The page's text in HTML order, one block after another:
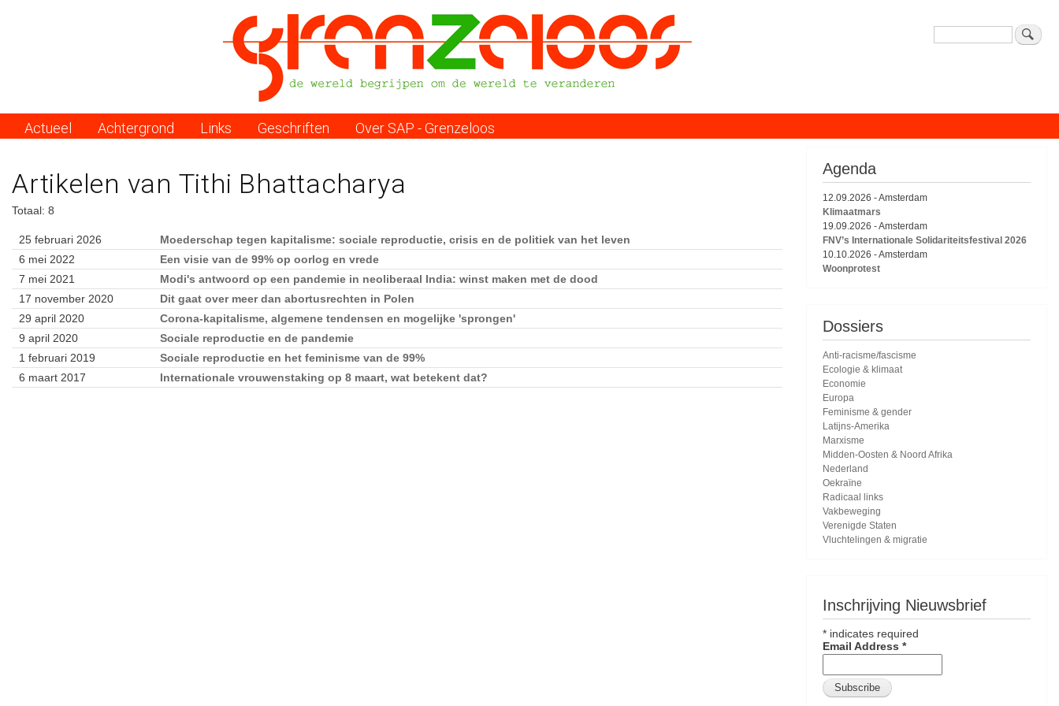
naar
inhoud
Zoeken
MenuActueel Achtergrond Links Geschriften Over SAP - Grenzeloos
Artikelen van Tithi Bhattacharya
Totaal: 8
25 februari 2026
Moederschap tegen kapitalisme: sociale reproductie, crisis en de politiek van het leven
6 mei 2022
Een visie van de 99% op oorlog en vrede
7 mei 2021
Modi's antwoord op een pandemie in neoliberaal India: winst maken met de dood
17 november 2020
Dit gaat over meer dan abortusrechten in Polen
29 april 2020
Corona-kapitalisme, algemene tendensen en mogelijke 'sprongen'
9 april 2020
Sociale reproductie en de pandemie
1 februari 2019
Sociale reproductie en het feminisme van de 99%
6 maart 2017
Internationale vrouwenstaking op 8 maart, wat betekent dat?
Agenda
12.09.2026 -Amsterdam
Klimaatmars
19.09.2026 -Amsterdam
FNV’s Internationale Solidariteitsfestival 2026
10.10.2026 -Amsterdam
Woonprotest
Dossiers
Anti-racisme/fascisme
Ecologie & klimaat
Economie
Europa
Feminisme & gender
Latijns-Amerika
Marxisme
Midden-Oosten & Noord Afrika
Nederland
Oekraïne
Radicaal links
Vakbeweging
Verenigde Staten
Vluchtelingen & migratie
Inschrijving Nieuwsbrief
* indicates required
Email Address *